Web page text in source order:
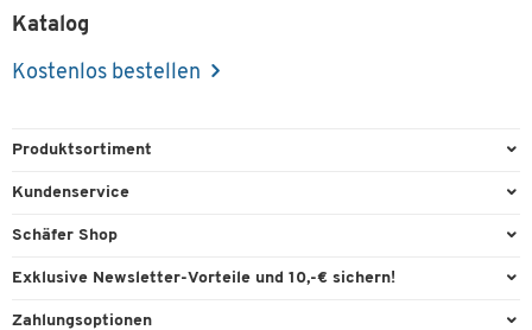
Katalog
Kostenlos bestellen
Produktsortiment
Büroausstattung
Kundenservice
Direktbestellung
Schäfer Shop
Services & Leistungen
Exklusive Newsletter-Vorteile und 10,-€ sichern!
Willkommensgutschein
Zahlungsoptionen